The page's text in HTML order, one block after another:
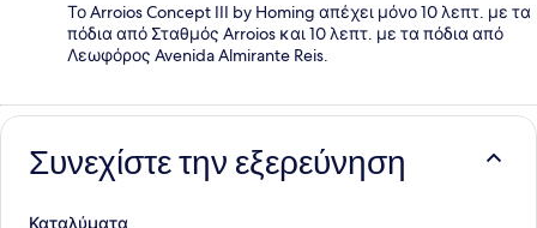
Το Arroios Concept III by Homing απέχει μόνο 10 λεπτ. με τα
πόδια από Σταθμός Arroios και 10 λεπτ. με τα πόδια από
Λεωφόρος Avenida Almirante Reis.
Συνεχίστε την εξερεύνηση
Καταλύματα